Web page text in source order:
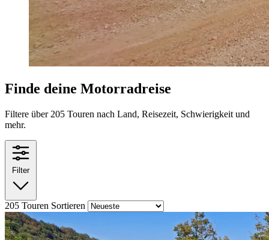
Finde deine Motorradreise
Filtere über 205 Touren nach Land, Reisezeit, Schwierigkeit und
mehr.
Filter
205 Touren Sortieren